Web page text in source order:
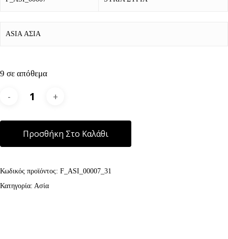
ASIA ΑΣΙΑ
9 σε απόθεμα
Προσθήκη Στο Καλάθι
Κωδικός προϊόντος: F_ASI_00007_31
Κατηγορία: Ασία